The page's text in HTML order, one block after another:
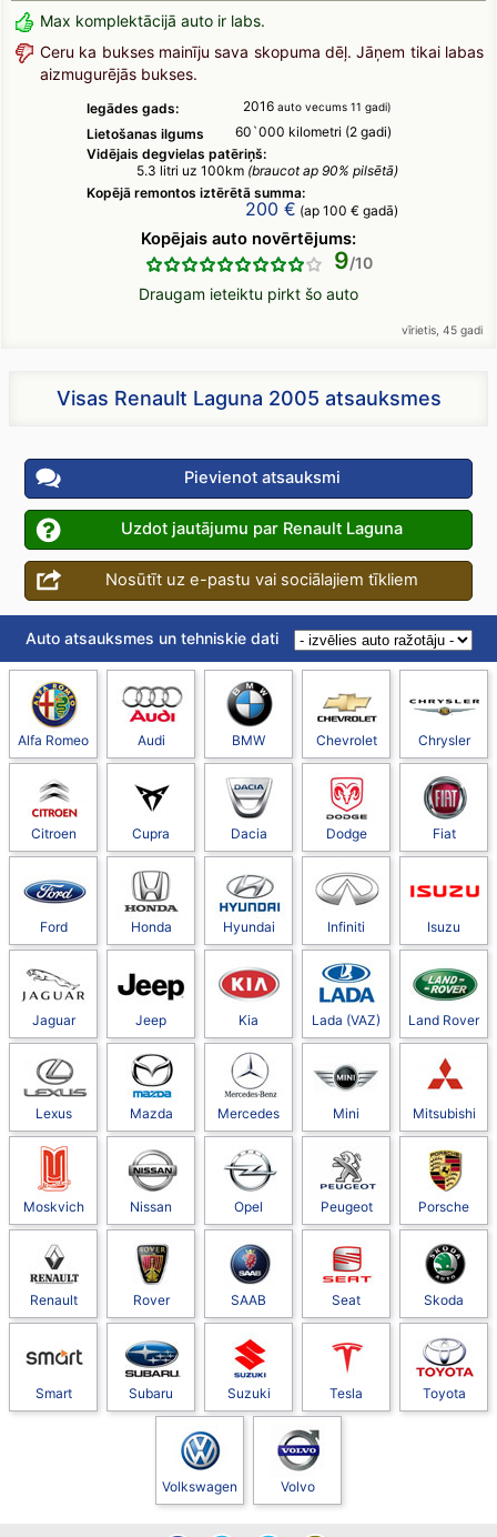
Max komplektācijā auto ir labs.
Ceru ka bukses mainīju sava skopuma dēļ. Jāņem tikai labas
aizmugurējās bukses.
Iegādes gads: 2016 auto vecums 11 gadi)
Lietošanas ilgums
60`000 kilometri (2 gadi)
Vidējais degvielas patēriņš:
5.3 litri uz 100km (braucot ap 90% pilsētā)
Kopējā remontos iztērētā summa:
200 € (ap 100 € gadā)
Kopējais auto novērtējums:
9
Draugam ieteiktu pirkt šo auto
vīrietis, 45 gadi
Visas Renault Laguna 2005 atsauksmes
Pievienot atsauksmi
Uzdot jautājumu par Renault Laguna
Nosūtīt uz e-pastu vai sociālajiem tīkliem
Auto atsauksmes un tehniskie dati
Alfa Romeo Audi BMW Chevrolet Chrysler
Citroen Cupra Dacia Dodge Fiat
Ford Honda Hyundai Infiniti Isuzu
Jaguar Jeep Kia Lada (VAZ) Land Rover
Lexus Mazda Mercedes Mini Mitsubishi
Moskvich Nissan Opel Peugeot Porsche
Renault Rover SAAB Seat Skoda
Smart Subaru Suzuki Tesla Toyota
Volkswagen Volvo